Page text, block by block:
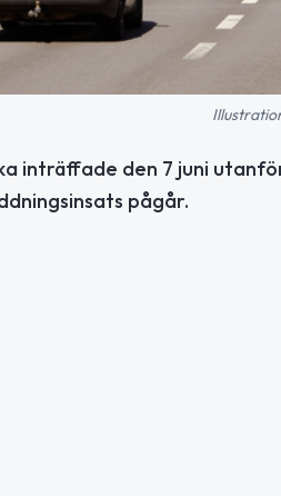
inträffade den 7 juni
pågår.